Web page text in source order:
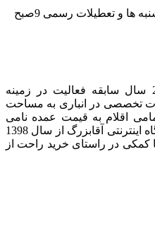
همه روزه حتی جمعه ها غیر از دوشنبه ها و تعطیلات رسمی 9صبح
سیسمونی آقابزرگ با بیش از 20 سال سابقه فعالیت در زمینه
تخصصی در انباری به مساحت
اقلام به قیمت عمده نامی
آشنا در این عرصه میباشد. فروشگاه اینترنتی آقابزرگ از سال 1398
کمکی در راستای خرید راحت از